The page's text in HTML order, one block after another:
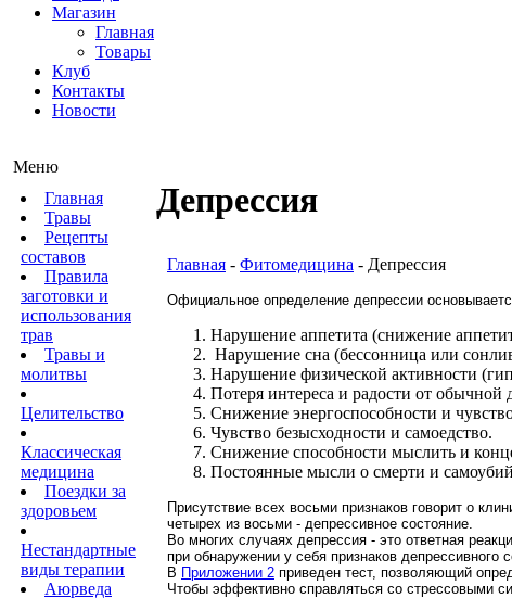
Магазин
Главная
Товары
Клуб
Контакты
Новости
Меню
Главная
Травы
Рецепты
составов
Правила
заготовки и
использования
трав
Травы и
молитвы
Целительство
Классическая
медицина
Поездки за
здоровьем
Нестандартные
виды терапии
Аюрведа
Депрессия
Главная - Фитомедицина - Депрессия
Официальное определение депрессии
Нарушение аппетита (снижение
Нарушение сна (бессонница или
Нарушение физической активности
Потеря интереса и радости от обычной
Снижение энергоспособности и
Чувство безысходности и самоедство.
Снижение способности мыслить и
Постоянные мысли о смерти и
Присутствие всех восьми признаков говорит о
четырех из восьми - депрессивное состояние.
Во многих случаях депрессия - это ответная
при обнаружении у себя признаков депрессивного
В Приложении 2 приведен тест, позволяющий
Чтобы эффективно справляться со стрессовыми